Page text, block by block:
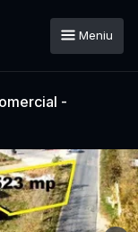
Meniu
-